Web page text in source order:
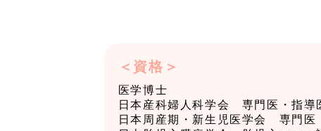
＜資格＞
医学博士
日本産科婦人科学会 専門医・指導
日本周産期・新生児医学会 専門医